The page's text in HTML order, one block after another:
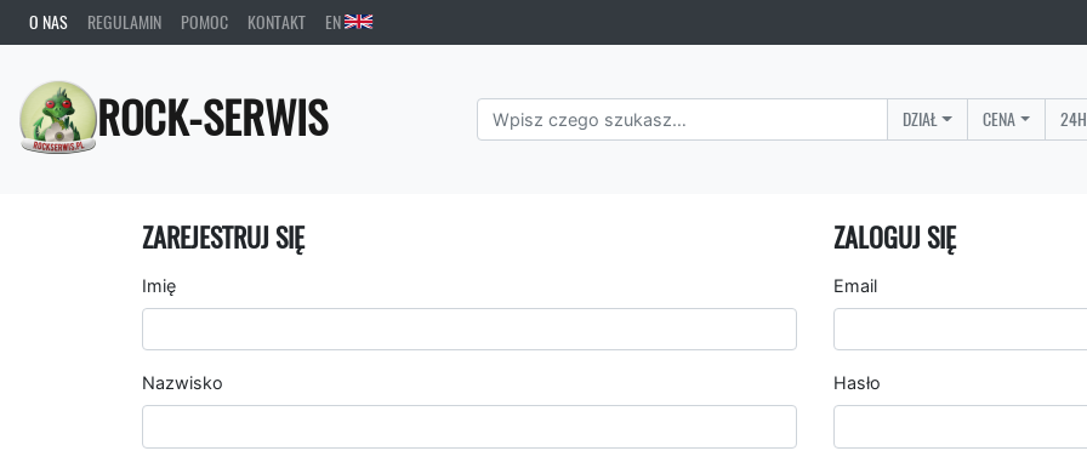
O NAS REGULAMIN POMOC KONTAKT EN
ROCK-SERWIS DZIAŁ CENA
ZAREJESTRUJ SIĘ
Imię
Nazwisko
ZALOGUJ SIĘ
Email
Hasło